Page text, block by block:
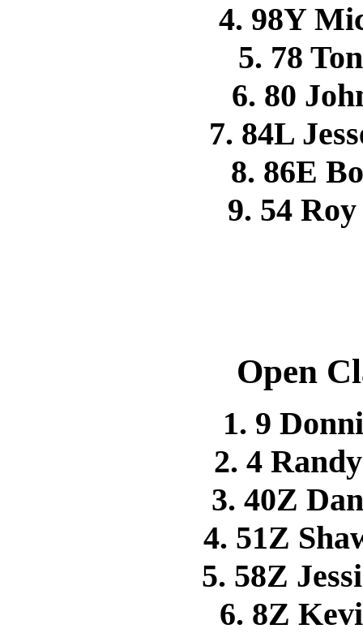
4. 98Y
5. 78
6. 80
7. 84L
8. 86E
9. 54
Open
1. 9
2. 4
3. 40Z
4. 51Z
5. 58Z
6. 8Z